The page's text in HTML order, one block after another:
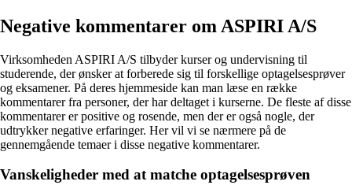
Negative kommentarer om ASPIRI A/S
Virksomheden ASPIRI A/S tilbyder kurser og undervisning til
studerende, der ønsker at forberede sig til forskellige optagelsesprøver
og eksamener. På deres hjemmeside kan man læse en række
kommentarer fra personer, der har deltaget i kurserne. De fleste af disse
kommentarer er positive og rosende, men der er også nogle, der
udtrykker negative erfaringer. Her vil vi se nærmere på de
gennemgående temaer i disse negative kommentarer.
Vanskeligheder med at matche optagelsesprøven